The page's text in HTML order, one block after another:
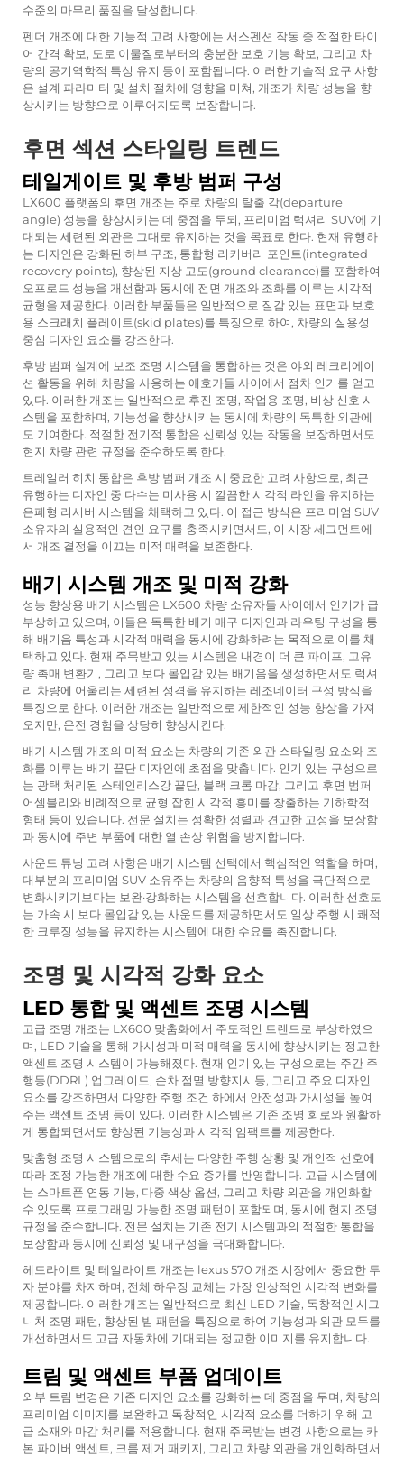
수준의 마무리 품질을 달성합니다.
펜더 개조에 대한 기능적 고려 사항에는 서스펜션 작동 중 적절한 타이
어 간격 확보, 도로 이물질로부터의 충분한 보호 기능 확보, 그리고 차
량의 공기역학적 특성 유지 등이 포함됩니다. 이러한 기술적 요구 사항
은 설계 파라미터 및 설치 절차에 영향을 미쳐, 개조가 차량 성능을 향
상시키는 방향으로 이루어지도록 보장합니다.
후면 섹션 스타일링 트렌드
테일게이트 및 후방 범퍼 구성
LX600 플랫폼의 후면 개조는 주로 차량의 탈출 각(departure
angle) 성능을 향상시키는 데 중점을 두되, 프리미엄 럭셔리 SUV에 기
대되는 세련된 외관은 그대로 유지하는 것을 목표로 한다. 현재 유행하
는 디자인은 강화된 하부 구조, 통합형 리커버리 포인트(integrated
recovery points), 향상된 지상 고도(ground clearance)를 포함하여
오프로드 성능을 개선함과 동시에 전면 개조와 조화를 이루는 시각적
균형을 제공한다. 이러한 부품들은 일반적으로 질감 있는 표면과 보호
용 스크래치 플레이트(skid plates)를 특징으로 하여, 차량의 실용성
중심 디자인 요소를 강조한다.
후방 범퍼 설계에 보조 조명 시스템을 통합하는 것은 야외 레크리에이
션 활동을 위해 차량을 사용하는 애호가들 사이에서 점차 인기를 얻고
있다. 이러한 개조는 일반적으로 후진 조명, 작업용 조명, 비상 신호 시
스템을 포함하며, 기능성을 향상시키는 동시에 차량의 독특한 외관에
도 기여한다. 적절한 전기적 통합은 신뢰성 있는 작동을 보장하면서도
현지 차량 관련 규정을 준수하도록 한다.
트레일러 히치 통합은 후방 범퍼 개조 시 중요한 고려 사항으로, 최근
유행하는 디자인 중 다수는 미사용 시 깔끔한 시각적 라인을 유지하는
은폐형 리시버 시스템을 채택하고 있다. 이 접근 방식은 프리미엄 SUV
소유자의 실용적인 견인 요구를 충족시키면서도, 이 시장 세그먼트에
서 개조 결정을 이끄는 미적 매력을 보존한다.
배기 시스템 개조 및 미적 강화
성능 향상용 배기 시스템은 LX600 차량 소유자들 사이에서 인기가 급
부상하고 있으며, 이들은 독특한 배기 매구 디자인과 라우팅 구성을 통
해 배기음 특성과 시각적 매력을 동시에 강화하려는 목적으로 이를 채
택하고 있다. 현재 주목받고 있는 시스템은 내경이 더 큰 파이프, 고유
량 촉매 변환기, 그리고 보다 몰입감 있는 배기음을 생성하면서도 럭셔
리 차량에 어울리는 세련된 성격을 유지하는 레조네이터 구성 방식을
특징으로 한다. 이러한 개조는 일반적으로 제한적인 성능 향상을 가져
오지만, 운전 경험을 상당히 향상시킨다.
배기 시스템 개조의 미적 요소는 차량의 기존 외관 스타일링 요소와 조
화를 이루는 배기 끝단 디자인에 초점을 맞춥니다. 인기 있는 구성으로
는 광택 처리된 스테인리스강 끝단, 블랙 크롬 마감, 그리고 후면 범퍼
어셈블리와 비례적으로 균형 잡힌 시각적 흥미를 창출하는 기하학적
형태 등이 있습니다. 전문 설치는 정확한 정렬과 견고한 고정을 보장함
과 동시에 주변 부품에 대한 열 손상 위험을 방지합니다.
사운드 튜닝 고려 사항은 배기 시스템 선택에서 핵심적인 역할을 하며,
대부분의 프리미엄 SUV 소유주는 차량의 음향적 특성을 극단적으로
변화시키기보다는 보완·강화하는 시스템을 선호합니다. 이러한 선호도
는 가속 시 보다 몰입감 있는 사운드를 제공하면서도 일상 주행 시 쾌적
한 크루징 성능을 유지하는 시스템에 대한 수요를 촉진합니다.
조명 및 시각적 강화 요소
LED 통합 및 액센트 조명 시스템
고급 조명 개조는 LX600 맞춤화에서 주도적인 트렌드로 부상하였으
며, LED 기술을 통해 가시성과 미적 매력을 동시에 향상시키는 정교한
액센트 조명 시스템이 가능해졌다. 현재 인기 있는 구성으로는 주간 주
행등(DDRL) 업그레이드, 순차 점멸 방향지시등, 그리고 주요 디자인
요소를 강조하면서 다양한 주행 조건 하에서 안전성과 가시성을 높여
주는 액센트 조명 등이 있다. 이러한 시스템은 기존 조명 회로와 원활하
게 통합되면서도 향상된 기능성과 시각적 임팩트를 제공한다.
맞춤형 조명 시스템으로의 추세는 다양한 주행 상황 및 개인적 선호에
따라 조정 가능한 개조에 대한 수요 증가를 반영합니다. 고급 시스템에
는 스마트폰 연동 기능, 다중 색상 옵션, 그리고 차량 외관을 개인화할
수 있도록 프로그래밍 가능한 조명 패턴이 포함되며, 동시에 현지 조명
규정을 준수합니다. 전문 설치는 기존 전기 시스템과의 적절한 통합을
보장함과 동시에 신뢰성 및 내구성을 극대화합니다.
헤드라이트 및 테일라이트 개조는 lexus 570 개조 시장에서 중요한 투
자 분야를 차지하며, 전체 하우징 교체는 가장 인상적인 시각적 변화를
제공합니다. 이러한 개조는 일반적으로 최신 LED 기술, 독창적인 시그
니처 조명 패턴, 향상된 빔 패턴을 특징으로 하여 기능성과 외관 모두를
개선하면서도 고급 자동차에 기대되는 정교한 이미지를 유지합니다.
트림 및 액센트 부품 업데이트
외부 트림 변경은 기존 디자인 요소를 강화하는 데 중점을 두며, 차량의
프리미엄 이미지를 보완하고 독창적인 시각적 요소를 더하기 위해 고
급 소재와 마감 처리를 적용합니다. 현재 주목받는 변경 사항으로는 카
본 파이버 액센트, 크롬 제거 패키지, 그리고 차량 외관을 개인화하면서